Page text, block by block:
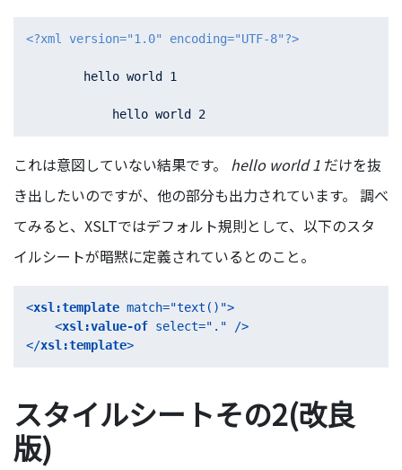
<?xml version="1.0" encoding="UTF-8"?>
これは意図していない結果です。 hello world 1 だけを抜
き出したいのですが、他の部分も出力されています。 調べ
てみると、XSLTではデフォルト規則として、以下のスタ
イルシートが暗黙に定義されているとのこと。
<xsl:template match="text()">
<xsl:value-of select="." />
</xsl:template>
スタイルシートその2(改良
版)